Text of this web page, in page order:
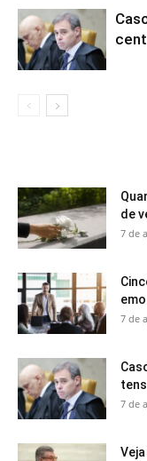
de
7 de
7 de
7 de